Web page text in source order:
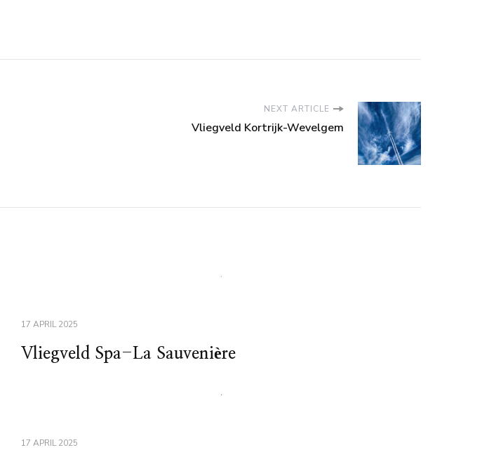
NEXT ARTICLE
Vliegveld Kortrijk-Wevelgem
17 APRIL 2025
Vliegveld Spa-La Sauvenière
17 APRIL 2025